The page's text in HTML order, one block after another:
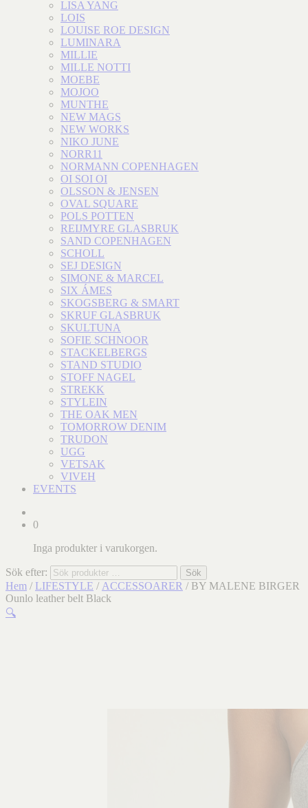
LISA YANG
LOIS
LOUISE ROE DESIGN
LUMINARA
MILLIE
MILLE NOTTI
MOEBE
MOJOO
MUNTHE
NEW MAGS
NEW WORKS
NIKO JUNE
NORR11
NORMANN COPENHAGEN
OI SOI OI
OLSSON & JENSEN
OVAL SQUARE
POLS POTTEN
REIJMYRE GLASBRUK
SAND COPENHAGEN
SCHOLL
SEJ DESIGN
SIMONE & MARCEL
SIX ÁMES
SKOGSBERG & SMART
SKRUF GLASBRUK
SKULTUNA
SOFIE SCHNOOR
STACKELBERGS
STAND STUDIO
STOFF NAGEL
STREKK
STYLEIN
THE OAK MEN
TOMORROW DENIM
TRUDON
UGG
VETSAK
VIVEH
EVENTS
0
Inga produkter i varukorgen.
Sök efter: Sök
Hem / LIFESTYLE / ACCESSOARER / BY MALENE BIRGER
Ounlo leather belt Black
🔍